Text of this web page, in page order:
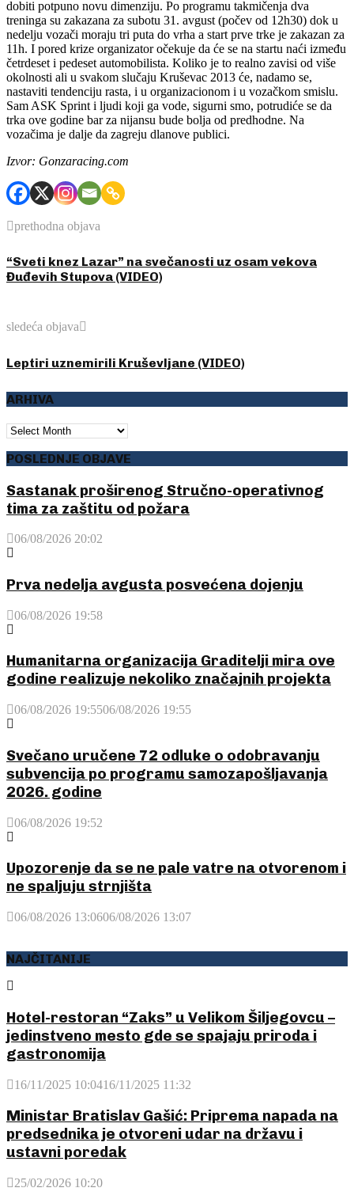
dobiti potpuno novu dimenziju. Po programu takmičenja dva
treninga su zakazana za subotu 31. avgust (počev od 12h30) dok u
nedelju vozači moraju tri puta do vrha a start prve trke je zakazan za
11h. I pored krize organizator očekuje da će se na startu naći između
četrdeset i pedeset automobilista. Koliko je to realno zavisi od više
okolnosti ali u svakom slučaju Kruševac 2013 će, nadamo se,
nastaviti tendenciju rasta, i u organizacionom i u vozačkom smislu.
Sam ASK Sprint i ljudi koji ga vode, sigurni smo, potrudiće se da
trka ove godine bar za nijansu bude bolja od predhodne. Na
vozačima je dalje da zagreju dlanove publici.
Izvor: Gonzaracing.com
prethodna objava
“Sveti knez Lazar” na svečanosti uz osam vekova
Đuđevih Stupova (VIDEO)
sledeća objava
Leptiri uznemirili Kruševljane (VIDEO)
ARHIVA
ARHIVA
POSLEDNJE OBJAVE
Sastanak proširenog Stručno-operativnog
tima za zaštitu od požara
06/08/2026 20:02
Prva nedelja avgusta posvećena dojenju
06/08/2026 19:58
Humanitarna organizacija Graditelji mira ove
godine realizuje nekoliko značajnih projekta
06/08/2026 19:5506/08/2026 19:55
Svečano uručene 72 odluke o odobravanju
subvencija po programu samozapošljavanja
2026. godine
06/08/2026 19:52
Upozorenje da se ne pale vatre na otvorenom i
ne spaljuju strnjišta
06/08/2026 13:0606/08/2026 13:07
NAJČITANIJE
Hotel-restoran “Zaks” u Velikom Šiljegovcu –
jedinstveno mesto gde se spajaju priroda i
gastronomija
16/11/2025 10:0416/11/2025 11:32
Ministar Bratislav Gašić: Priprema napada na
predsednika je otvoreni udar na državu i
ustavni poredak
25/02/2026 10:20